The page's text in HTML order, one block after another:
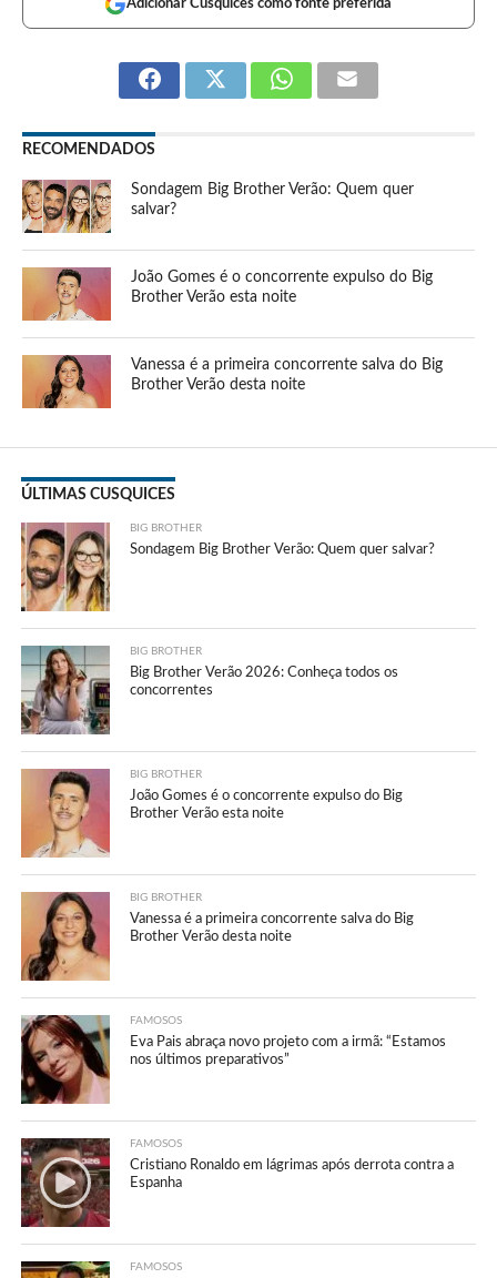
Adicionar Cusquices como fonte preferida
RECOMENDADOS
Sondagem Big Brother Verão: Quem quer
salvar?
João Gomes é o concorrente expulso do Big
Brother Verão esta noite
Vanessa é a primeira concorrente salva do Big
Brother Verão desta noite
ÚLTIMAS CUSQUICES
BIG BROTHER
Sondagem Big Brother Verão: Quem quer salvar?
BIG BROTHER
Big Brother Verão 2026: Conheça todos os
concorrentes
BIG BROTHER
João Gomes é o concorrente expulso do Big
Brother Verão esta noite
BIG BROTHER
Vanessa é a primeira concorrente salva do Big
Brother Verão desta noite
FAMOSOS
Eva Pais abraça novo projeto com a irmã: “Estamos
nos últimos preparativos”
FAMOSOS
Cristiano Ronaldo em lágrimas após derrota contra a
Espanha
FAMOSOS